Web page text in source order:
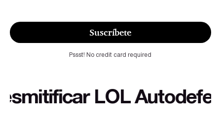
Suscríbete
Pssst! No credit card required
LOL